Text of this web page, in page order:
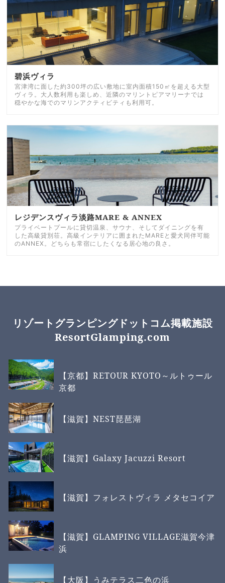
碧浜ヴィラ
宮津湾に面した約300坪の広い敷地に室内面積150㎡を超える大型
ヴィラ。大人数利用も楽しめ、近隣のマリントピアマリーナでは
穏やかな海でのマリンアクティビティも利用可。
レジデンスヴィラ淡路MARE & ANNEX
プライベートプールに貸切温泉、サウナ、そしてダイニングを有
した高級貸別荘。高級インテリアに囲まれたMAREと愛犬同伴可能
のANNEX。どちらも常宿にしたくなる居心地の良さ。
リゾートグランピングドットコム掲載施設
ResortGlamping.com
【京都】RETOUR KYOTO～ルトゥール
京都
【滋賀】NEST琵琶湖
【滋賀】Galaxy Jacuzzi Resort
【滋賀】フォレストヴィラ メタセコイア
【滋賀】GLAMPING VILLAGE滋賀今津
浜
【大阪】うみテラス二色の浜